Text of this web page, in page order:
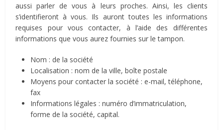
aussi parler de vous à leurs proches. Ainsi, les clients
s’identifieront à vous. Ils auront toutes les informations
requises pour vous contacter, à l’aide des différentes
informations que vous aurez fournies sur le tampon.
Nom : de la société
Localisation : nom de la ville, boîte postale
Moyens pour contacter la société : e-mail, téléphone,
fax
Informations légales : numéro d’immatriculation,
forme de la société, capital.